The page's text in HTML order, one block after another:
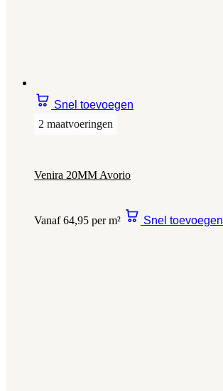
Snel toevoegen
2 maatvoeringen
Venira 20MM Avorio
Vanaf 64,95 per m² Snel toevoegen